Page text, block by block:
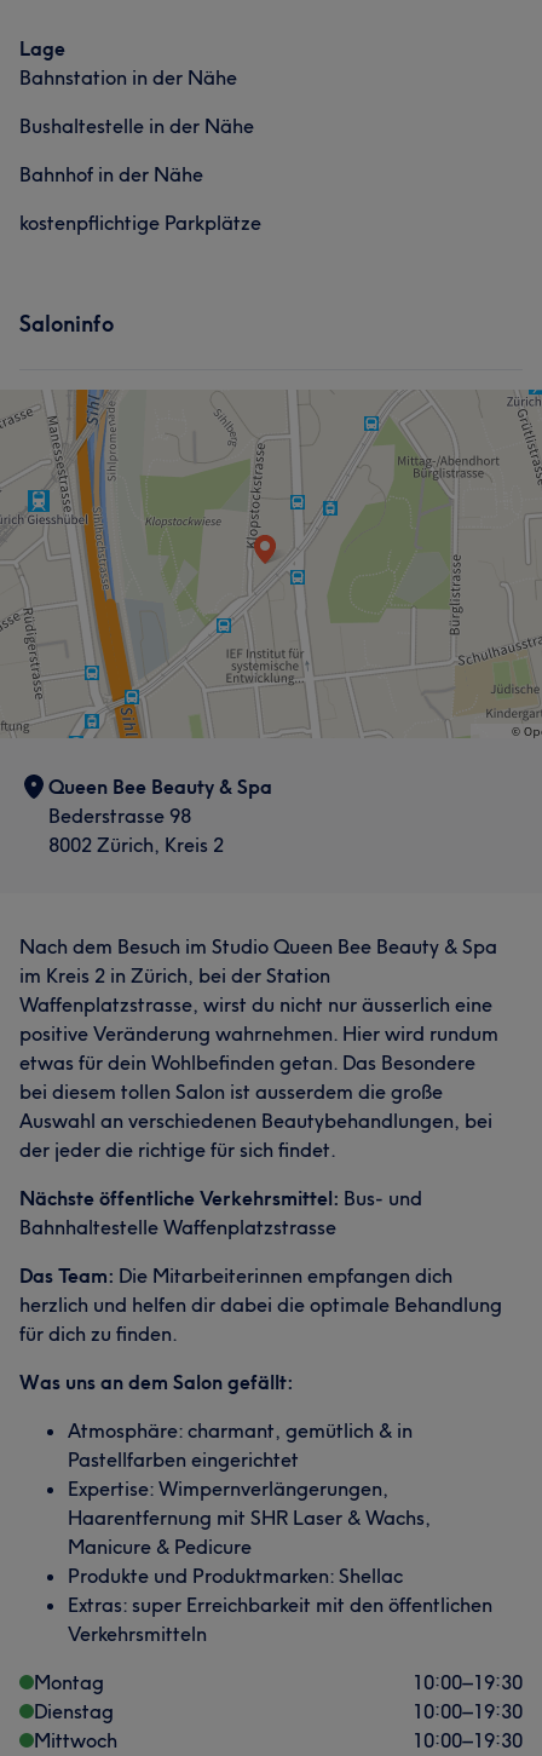
Freundlich Professionell Kompetent 7
Sympathisch 6
Professionell 10 Aufmerksam 7
Lage
Bahnstation in der Nähe
Bushaltestelle in der Nähe
Bahnhof in der Nähe
kostenpflichtige Parkplätze
Saloninfo
Queen Bee Beauty & Spa
Bederstrasse 98
8002 Zürich, Kreis 2
Nach dem Besuch im Studio Queen Bee Beauty & Spa
im Kreis 2 in Zürich, bei der Station
Waffenplatzstrasse, wirst du nicht nur äusserlich eine
positive Veränderung wahrnehmen. Hier wird rundum
etwas für dein Wohlbefinden getan. Das Besondere
bei diesem tollen Salon ist ausserdem die große
Auswahl an verschiedenen Beautybehandlungen, bei
der jeder die richtige für sich findet.
Nächste öffentliche Verkehrsmittel: Bus- und
Bahnhaltestelle Waffenplatzstrasse
Das Team: Die Mitarbeiterinnen empfangen dich
herzlich und helfen dir dabei die optimale Behandlung
für dich zu finden.
Was uns an dem Salon gefällt:
Atmosphäre: charmant, gemütlich & in
Pastellfarben eingerichtet
Expertise: Wimpernverlängerungen,
Haarentfernung mit SHR Laser & Wachs,
Manicure & Pedicure
Produkte und Produktmarken: Shellac
Extras: super Erreichbarkeit mit den öffentlichen
Verkehrsmitteln
Montag
10:00–19:30
Dienstag
10:00–19:30
Mittwoch
10:00–19:30